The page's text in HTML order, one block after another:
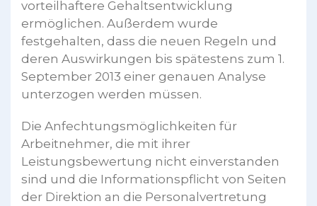
vorteilhaftere Gehaltsentwicklung
ermöglichen. Außerdem wurde
festgehalten, dass die neuen Regeln und
deren Auswirkungen bis spätestens zum 1.
September 2013 einer genauen Analyse
unterzogen werden müssen.
Die Anfechtungsmöglichkeiten für
Arbeitnehmer, die mit ihrer
Leistungsbewertung nicht einverstanden
sind und die Informationspflicht von Seiten
der Direktion an die Personalvertretung